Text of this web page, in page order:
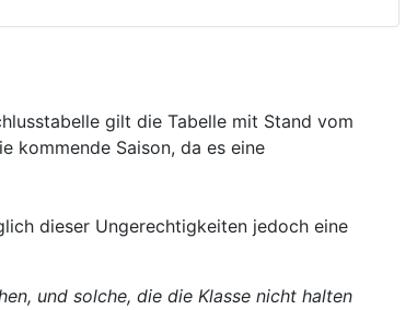
gilt die Tabelle mit Stand vom
kommende Saison, da es eine
dieser Ungerechtigkeiten jedoch eine
und solche, die die Klasse nicht halten